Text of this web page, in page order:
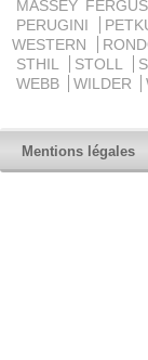
MASSEY
PERUGINI
WESTERN
STHIL
STOLL
WEBB
WILDER
Mentions légales